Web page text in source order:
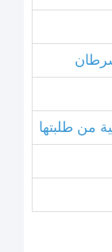
من طلبتها